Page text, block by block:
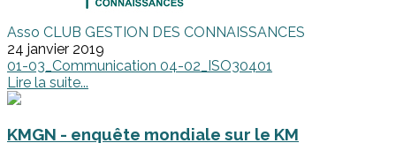
Asso CLUB GESTION DES CONNAISSANCES
24 janvier 2019
01-03_Communication 04-02_ISO30401
Lire la suite...
KMGN - enquête mondiale sur le KM